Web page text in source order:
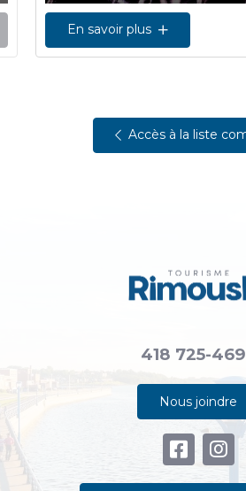
En savoir plus
Accès à la liste
418 725-
Nous joindre